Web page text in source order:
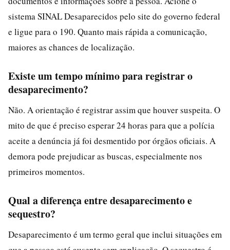
sistema SINAL Desaparecidos pelo site do governo federal
e ligue para o 190. Quanto mais rápida a comunicação,
maiores as chances de localização.
Existe um tempo mínimo para registrar o
desaparecimento?
Não. A orientação é registrar assim que houver suspeita. O
mito de que é preciso esperar 24 horas para que a polícia
aceite a denúncia já foi desmentido por órgãos oficiais. A
demora pode prejudicar as buscas, especialmente nos
primeiros momentos.
Qual a diferença entre desaparecimento e
sequestro?
Desaparecimento é um termo geral que inclui situações em